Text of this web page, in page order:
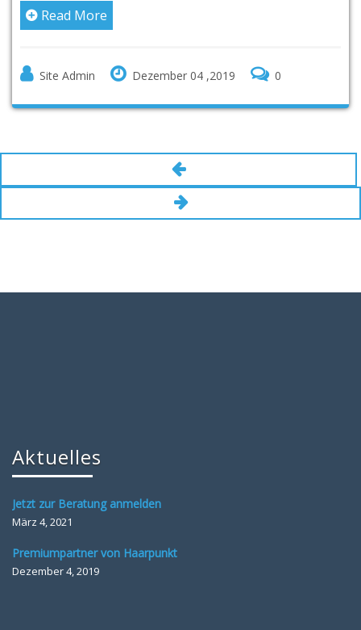
Read More
Site Admin Dezember 04 ,2019 0
Aktuelles
Jetzt zur Beratung anmelden
März 4, 2021
Premiumpartner von Haarpunkt
Dezember 4, 2019